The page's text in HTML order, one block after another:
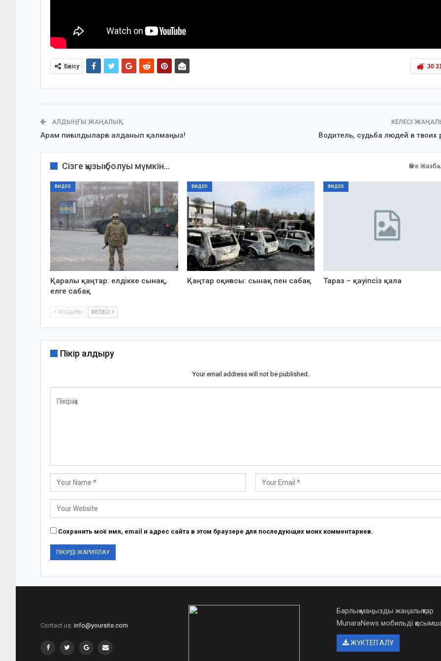
30
Бөлісу
АЛДЫҢҒЫ ЖАҢАЛЫҚ
Арам пиғылдыларға алданып қалмаңыз!
КЕЛЕСІ
Водитель, судьба людей в твоих
Сізге қызық болуы мүмкін... Өзге
ВИДЕО
Қаралы қаңтар: елдікке сынақ,
елге сабақ
ВИДЕО
Қаңтар оқиғасы: сынақ пен сабақ
ВИДЕО
Тараз – қауіпсіз қала
АЛДЫҢҒЫ КЕЛЕСІ
Пікір қалдыру
Your email address will not be published.
Сохранить моё имя, email и адрес сайта в этом браузере для последующих моих комментариев.
Contact us: info@yoursite.com
Барлық маңызды жаңалықтар
MunaraNews мобильді
ЖҮКТЕП АЛУ